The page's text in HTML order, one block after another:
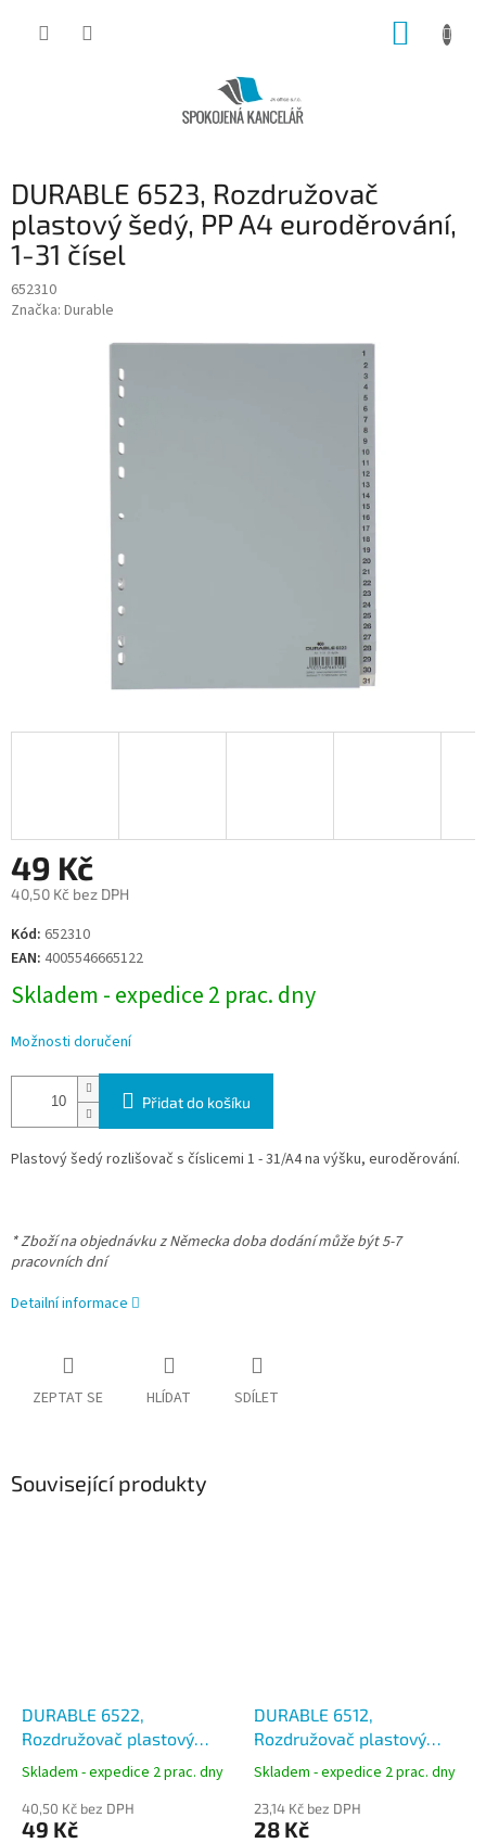
DURABLE 6523, Rozdružovač
plastový šedý, PP A4 euroděrování,
1-31 čísel
652310
Značka: Durable
49 Kč
40,50 Kč bez DPH
Měrná
cena:
Kód: 652310
EAN: 4005546665122
Skladem - expedice 2 prac. dny
Možnosti doručení
Přidat do košíku
Plastový šedý rozlišovač s číslicemi 1 - 31/A4 na výšku, euroděrování.
* Zboží na objednávku z Německa doba dodání může být 5-7
pracovních dní
Detailní informace
ZEPTAT SE HLÍDAT SDÍLET
Související produkty
DURABLE 6522,
Rozdružovač plastový
šedý, PP A4 euroděrování,
Skladem - expedice 2 prac. dny
40,50 Kč bez DPH
49 Kč
DURABLE 6512,
Rozdružovač plastový
šedý, PP A4 euroděrování,
Skladem - expedice 2 prac. dny
23,14 Kč bez DPH
28 Kč